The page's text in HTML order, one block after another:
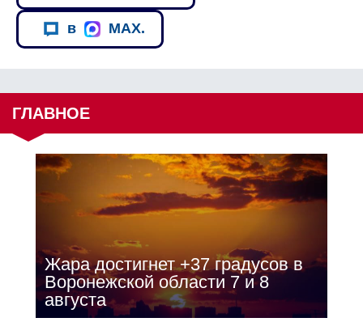
в MAX.
ГЛАВНОЕ
Жара достигнет +37 градусов в
Воронежской области 7 и 8
августа